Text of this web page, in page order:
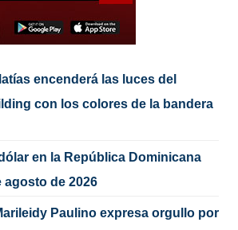
encenderá las luces del
con los colores de la bandera
en la República Dominicana
agosto de 2026
Paulino expresa orgullo por